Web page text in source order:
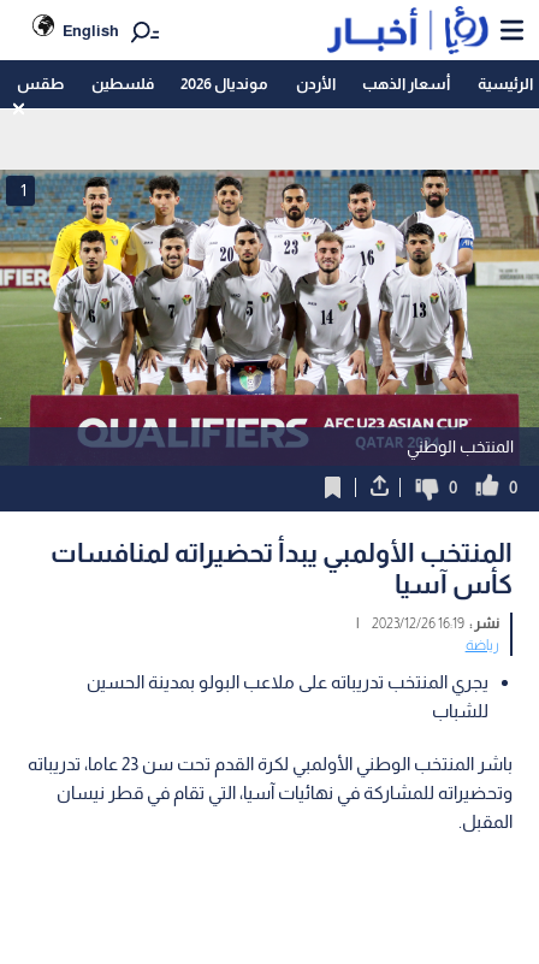
English
الرئيسية أسعار الذهب الأردن مونديال 2026 فلسطين طقس
المنتخب الوطني
1
0
0
المنتخب الأولمبي يبدأ تحضيراته لمنافسات
كأس آسيا
نشر :16:19 2023/12/26
|
رياضة
يجري المنتخب تدريباته على ملاعب البولو بمدينة الحسين
للشباب
باشر المنتخب الوطني الأولمبي لكرة القدم تحت سن 23 عاما، تدريباته
وتحضيراته للمشاركة في نهائيات آسيا، التي تقام في قطر نيسان
المقبل.